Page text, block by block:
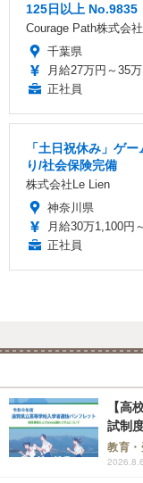
125日以上 No.9835
Courage Path株式会社
千葉県
月給27万円～35
正社員
「土日祝休み」ゲ
り/社会保険完備
株式会社Le Lien
神奈川県
月給30万1,100円
正社員
【高
試制
教育・